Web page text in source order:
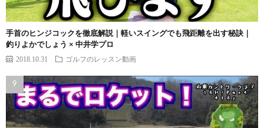
手首のヒンジコックを徹底解説｜軽いスイングでも飛距離を出す秘訣｜
釣りよかでしょう × 中井学プロ
2018.10.31 ゴルフのレッスン動画